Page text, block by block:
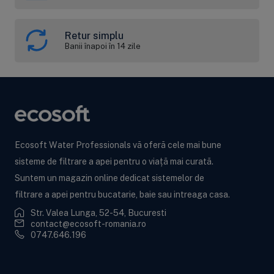
Retur simplu
Banii înapoi în 14 zile
Ecosoft Water Professionals vă oferă cele mai bune
sisteme de filtrare a apei pentru o viață mai curată.
Suntem un magazin online dedicat sistemelor de
filtrare a apei pentru bucatarie, baie sau intreaga casa.
Str. Valea Lunga, 52-54, Bucuresti
contact@ecosoft-romania.ro
0747.646.196